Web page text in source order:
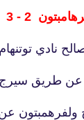
نادي
طريق سيرج
ولفرهمبتون